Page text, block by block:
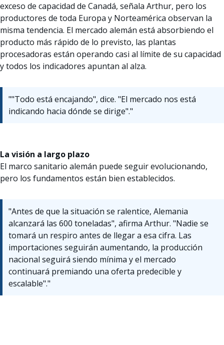
exceso de capacidad de Canadá, señala Arthur, pero los
productores de toda Europa y Norteamérica observan la
misma tendencia. El mercado alemán está absorbiendo el
producto más rápido de lo previsto, las plantas
procesadoras están operando casi al límite de su capacidad
y todos los indicadores apuntan al alza.
""Todo está encajando", dice. "El mercado nos está
indicando hacia dónde se dirige"."
La visión a largo plazo
El marco sanitario alemán puede seguir evolucionando,
pero los fundamentos están bien establecidos.
"Antes de que la situación se ralentice, Alemania
alcanzará las 600 toneladas", afirma Arthur. "Nadie se
tomará un respiro antes de llegar a esa cifra. Las
importaciones seguirán aumentando, la producción
nacional seguirá siendo mínima y el mercado
continuará premiando una oferta predecible y
escalable"."